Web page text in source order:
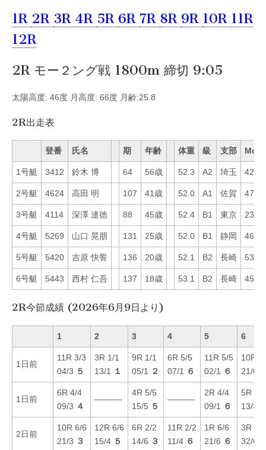
1R 2R 3R 4R 5R 6R 7R 8R 9R 10R 11R
12R
2R モー２ング戦 1800m 締切 9:05
太陽高度: 46度 月高度: 66度 月齢:25.8
2R出走表
登番 氏名 期 年齢 体重 級 支部 Mo
1号艇 3412 鈴木 博 64 56歳 52.3 A2 埼玉 42
2号艇 4624 高田 明 107 41歳 52.0 A1 佐賀 47
3号艇 4114 深澤 達徳 88 45歳 52.4 B1 東京 23
4号艇 5269 山口 晃朋 131 25歳 52.0 B1 静岡 46
5号艇 5420 吉原 快誓 136 20歳 52.1 B2 長崎 53
6号艇 5443 西村 仁吾 137 18歳 53.1 B2 長崎 45
2R今節成績 (2026年6月9日より)
1 2 3 4 5 6
1日前
11R 3/3
04/3 ５
3R 1/1
13/1
１
9R 1/1
05/1
２
6R 5/5
07/1
６
11R 5/5
02/1
６
10R
21/6
1日前
6R 4/4
09/3 ４
———-
4R 5/5
15/5 ５
———-
2R 4/4
09/1
６
5R 6/6
13/3
2日前
10R 6/6
21/3 ３
12R 6/6
15/4 ５
6R 2/2
14/6 ３
11R 2/2
11/4 ６
1R 6/6
21/6 ６
3R 6/6
32/6